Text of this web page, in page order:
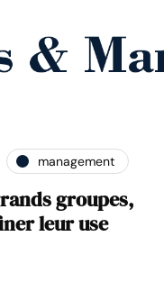
management
groupes,
leur use